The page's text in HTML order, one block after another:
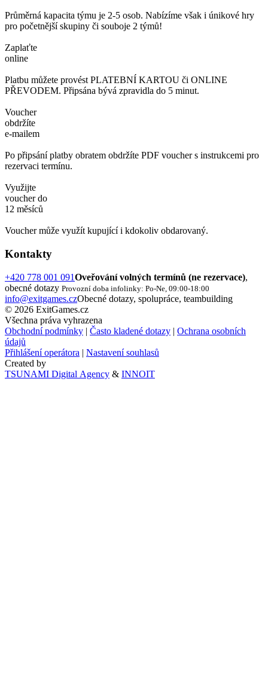
Průměrná kapacita týmu je 2-5 osob. Nabízíme však i únikové hry
pro početnější skupiny či souboje 2 týmů!
Zaplaťte
online
Platbu můžete provést PLATEBNÍ KARTOU či ONLINE
PŘEVODEM. Připsána bývá zpravidla do 5 minut.
Voucher
obdržíte
e-mailem
Po připsání platby obratem obdržíte PDF voucher s instrukcemi pro
rezervaci termínu.
Využijte
voucher do
12 měsíců
Voucher může využít kupující i kdokoliv obdarovaný.
Kontakty
+420 778 001 091Oveřování volných termínů (ne rezervace),
obecné dotazy Provozní doba infolinky: Po-Ne, 09:00-18:00
info@exitgames.czObecné dotazy, spolupráce, teambuilding
© 2026 ExitGames.cz
Všechna práva vyhrazena
Obchodní podmínky | Často kladené dotazy | Ochrana osobních
údajů
Přihlášení operátora | Nastavení souhlasů
Created by
TSUNAMI Digital Agency & INNOIT